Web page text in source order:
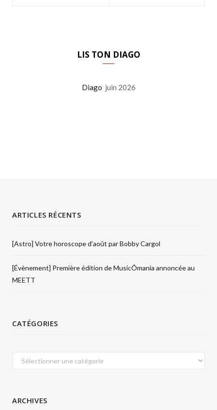
LIS TON DIAGO
Diago juin 2026
ARTICLES RÉCENTS
[Astro] Votre horoscope d’août par Bobby Cargol
[Évènement] Première édition de MusicÔmania annoncée au
MEETT
CATÉGORIES
Catégories
ARCHIVES